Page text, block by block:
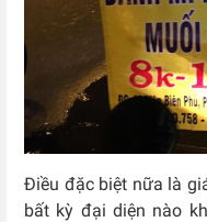
Điều đặc biệt nữa là
bất kỳ đại diện nào